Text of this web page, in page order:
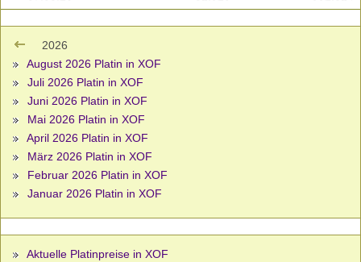
2026
August 2026 Platin in XOF
Juli 2026 Platin in XOF
Juni 2026 Platin in XOF
Mai 2026 Platin in XOF
April 2026 Platin in XOF
März 2026 Platin in XOF
Februar 2026 Platin in XOF
Januar 2026 Platin in XOF
Aktuelle Platinpreise in XOF